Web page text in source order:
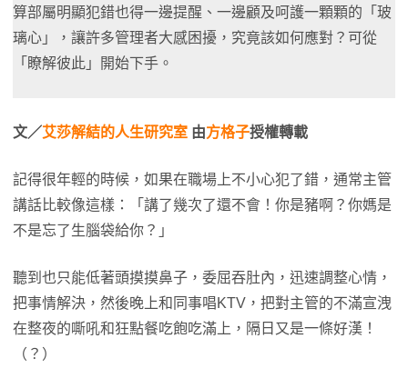
算部屬明顯犯錯也得一邊提醒、一邊顧及呵護一顆顆的「玻
璃心」，讓許多管理者大感困擾，究竟該如何應對？可從
「瞭解彼此」開始下手。
文／艾莎解結的人生研究室 由方格子授權轉載
記得很年輕的時候，如果在職場上不小心犯了錯，通常主管
講話比較像這樣：「講了幾次了還不會！你是豬啊？你媽是
不是忘了生腦袋給你？｣
聽到也只能低著頭摸摸鼻子，委屈吞肚內，迅速調整心情，
把事情解決，然後晚上和同事唱KTV，把對主管的不滿宣洩
在整夜的嘶吼和狂點餐吃飽吃滿上，隔日又是一條好漢！
（？）